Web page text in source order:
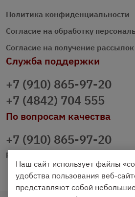
Политика конфиденциальности
Согласие на обработку
Согласие на получение рассылок
Служба поддержки
+7 (910) 865-97-20
+7 (4842) 704 555
По вопросам качества
+7 (910) 865-97-20
prazdnichniy40@palmi.ru
Наш сайт использует файлы
удобства пользования веб-
представляют собой